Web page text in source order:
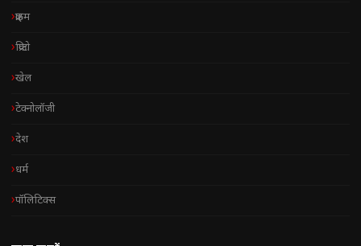
क्राइम
क्रिप्टो
खेल
टेक्नोलॉजी
देश
धर्म
पॉलिटिक्स